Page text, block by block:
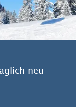
neu